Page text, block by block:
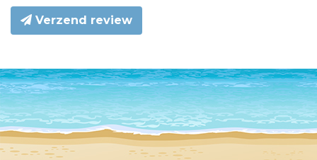
Verzend review